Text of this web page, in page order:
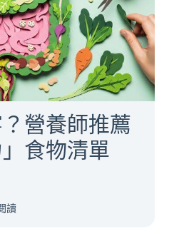
營養師推薦
」食物清單
讀